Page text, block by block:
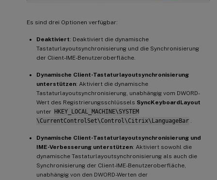
Es sind drei Optionen verfügbar:
Deaktiviert: Deaktiviert die dynamische
Tastaturlayoutsynchronisierung und die Synchronisierung
der Client-IME-Benutzeroberfläche.
Dynamische Client-Tastaturlayoutsynchronisierung
unterstützen: Aktiviert die dynamische
Tastaturlayoutsynchronisierung, unabhängig vom DWORD-
Wert des Registrierungsschlüssels SyncKeyboardLayout
unter HKEY_LOCAL_MACHINE\SYSTEM
\CurrentControlSet\Control\Citrix\LanguageBar .
Dynamische Client-Tastaturlayoutsynchronisierung und
IME-Verbesserung unterstützen: Aktiviert sowohl die
dynamische Tastaturlayoutsynchronisierung als auch die
Synchronisierung der Client-IME-Benutzeroberfläche,
unabhängig von den DWORD-Werten der